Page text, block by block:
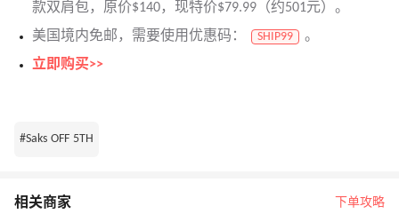
款双肩包，原价$140，现特价$79.99（约501元）。
美国境内免邮，需要使用优惠码：
SHIP99
。
立即购买>>
#Saks OFF 5TH
相关商家 下单攻略